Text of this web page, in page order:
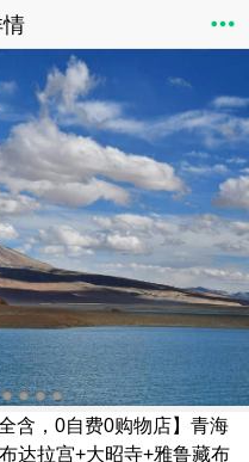
含，0自费0购物店】青海
达拉宫+大昭寺+雅鲁藏布